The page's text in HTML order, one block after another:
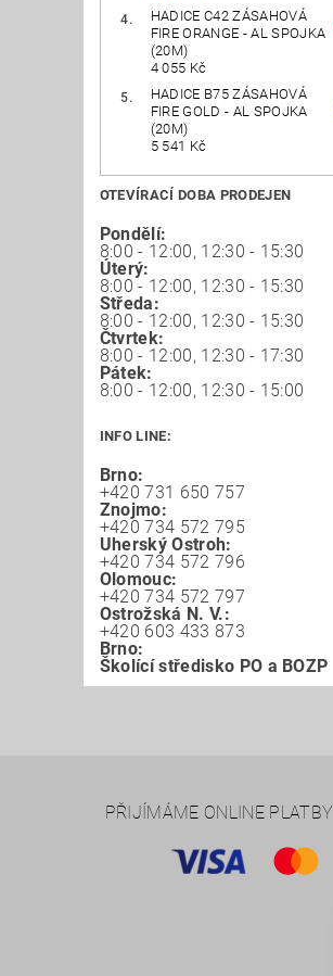
HADICE C42 ZÁSAHOVÁ
FIRE ORANGE - AL SPOJKA
(20M)
4 055 Kč
HADICE B75 ZÁSAHOVÁ
FIRE GOLD - AL SPOJKA
(20M)
5 541 Kč
OTEVÍRACÍ DOBA PRODEJEN
Pondělí:
8:00 - 12:00, 12:30 - 15:30
Úterý:
8:00 - 12:00, 12:30 - 15:30
Středa:
8:00 - 12:00, 12:30 - 15:30
Čtvrtek:
8:00 - 12:00, 12:30 - 17:30
Pátek:
8:00 - 12:00, 12:30 - 15:00
INFO LINE:
Brno:
+420 731 650 757
Znojmo:
+420 734 572 795
Uherský Ostroh:
+420 734 572 796
Olomouc:
+420 734 572 797
Ostrožská N. V.:
+420 603 433 873
Brno:
Školící středisko PO a BOZP
PŘIJÍMÁME ONLINE PLATBY